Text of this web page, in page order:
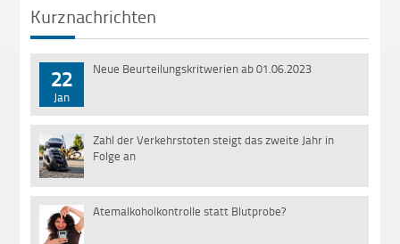
Kurznachrichten
22
Jan
Neue Beurteilungskritwerien ab 01.06.2023
01
Mär
Zahl der Verkehrstoten steigt das zweite Jahr in
Folge an
18
Jan
Atemalkoholkontrolle statt Blutprobe?